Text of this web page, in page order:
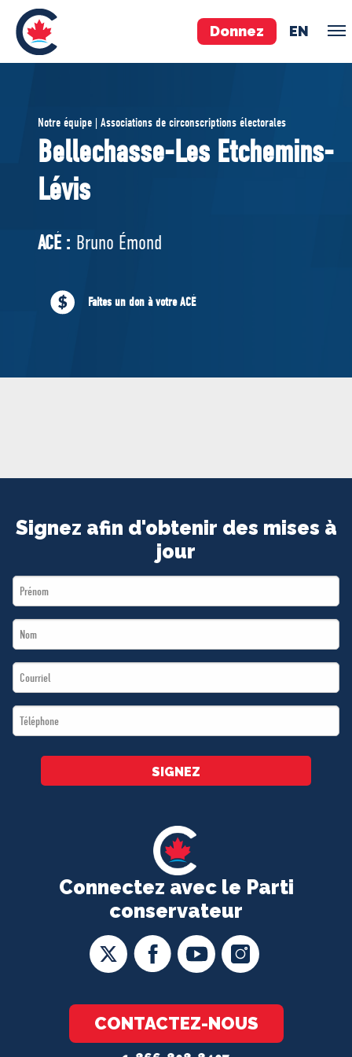
Donnez EN
ÉQUIPE
Pierre Poilievre
Vos députés conservateurs
Cabinet fantôme
ACÉ
À PROPOS
Documents constitutifs
Notre équipe | Associations de circonscriptions électorales
Bellechasse-Les Etchemins-
Lévis
ACÉ : Bruno Émond
Faites un don à votre ACÉ
Connectez avec le Parti
conservateur
CONTACTEZ-NOUS
Signez afin d'obtenir des mises à
jour
First
Name
Last
Name
Email
*
Téléphone
*
SIGNEZ